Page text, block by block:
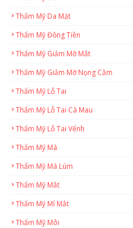
Thẩm Mỹ Da Mặt
Thẩm Mỹ Đồng Tiền
Thẩm Mỹ Giảm Mỡ Mắt
Thẩm Mỹ Giảm Mỡ Nọng Cằm
Thẩm Mỹ Lỗ Tai
Thẩm Mỹ Lỗ Tai Cà Mau
Thẩm Mỹ Lỗ Tai Vểnh
Thẩm Mỹ Má
Thẩm Mỹ Má Lúm
Thẩm Mỹ Mắt
Thẩm Mỹ Mí Mắt
Thẩm Mỹ Môi